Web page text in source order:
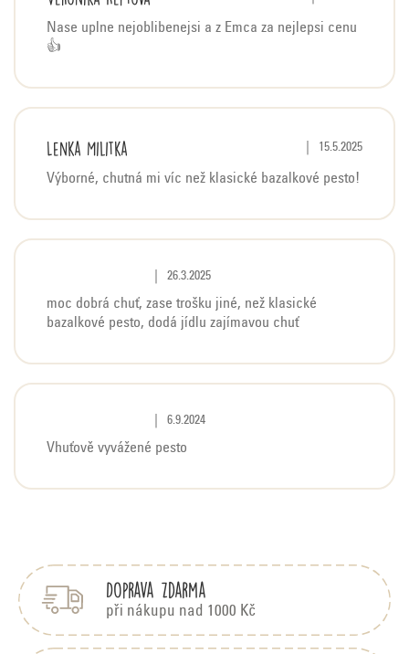
i
h
o
c
e
Nase uplne nejoblibenejsi a z Emca za nejlepsi cenu
👍
Lenka Militka Hodnocení
15.5.2025
Výborné, chutná mi víc než klasické bazalkové pesto!
Hodnocení produktu je 5 z 5 hvězdiček.
26.3.2025
moc dobrá chuť, zase trošku jiné, než klasické
bazalkové pesto, dodá jídlu zajímavou chuť
Hodnocení produktu je 5 z 5 hvězdiček.
6.9.2024
Vhuťově vyvážené pesto
Doprava zdarma
při nákupu nad 1000 Kč